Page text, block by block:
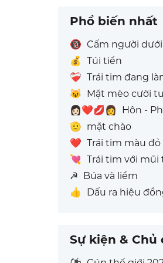
Phổ biến nhất
🔞 Cấm người dưới
💰 Túi tiền
❤️‍🩹 Trái tim đang
😺 Mặt mèo cười
👩🏻‍❤️‍💋‍👩
Hôn - Phụ nữ: Màu da
🫡 mặt chào
❤️ Trái tim màu đỏ
💘 Trái tim với mũi
☭ Búa và liềm
👍
Dấu ra hiệu
Sự kiện & Chủ